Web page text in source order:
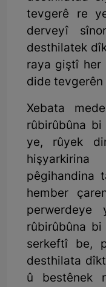
tevgerê re
derveyî
desthilatek
raya giştî her
dide
Xebata
rûbirûbûna
ye, rûyek
pêgihandina
hember
rûbirûbûna
serkeftî be,
desthilata
û bestênek